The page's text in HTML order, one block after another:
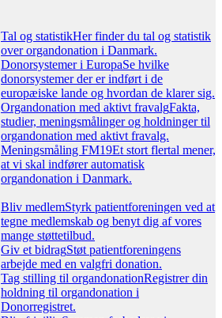
Tal og statistikHer finder du tal og statistik
over organdonation i Danmark.
Donorsystemer i EuropaSe hvilke
donorsystemer der er indført i de
europæiske lande og hvordan de klarer sig.
Organdonation med aktivt fravalgFakta,
studier, meningsmålinger og holdninger til
organdonation med aktivt fravalg.
Meningsmåling FM19Et stort flertal mener,
at vi skal indfører automatisk
organdonation i Danmark.
Bliv medlemStyrk patientforeningen ved at
tegne medlemskab og benyt dig af vores
mange støttetilbud.
Giv et bidragStøt patientforeningens
arbejde med en valgfri donation.
Tag stilling til organdonationRegistrer din
holdning til organdonation i
Donorregistret.